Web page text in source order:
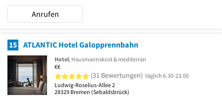
Anrufen
15 ATLANTIC Hotel Galopprennbahn
Hotel, Hausmannskost & mediterran
€€
5 von 5 Sternen
(31 Bewertungen) täglich 6.30-23.00
Ludwig-Roselius-Allee 2
28329 Bremen (Sebaldsbrück)